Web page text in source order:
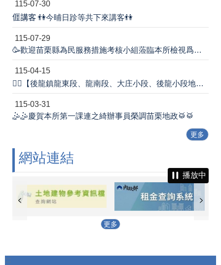
115-07-30
𠊎講客 👫今晡日跈等共下來講客👫
115-07-29
🥳歡迎苗栗縣為民服務措施考核小組蒞臨本所檢視爲民服務工作辦理情形！💕
115-04-15
🙆‍♂️【後龍鎮龍東段、龍南段、大庄小段、後龍小段地籍圖重測宣導會】圓滿成功👏👏
115-03-31
🤹‍🤹慶賀本所第一課連之綺辦事員榮調苗栗地政🥁🥁
更多
網站連結
播放中
更多
:::